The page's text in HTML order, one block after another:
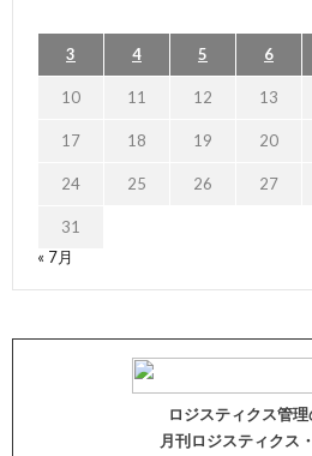
3 4 5 6
10 11 12 13
17 18 19 20
24 25 26 27
31
« 7月
ロジスティクス管
月刊ロジスティクス